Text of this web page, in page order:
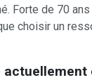
Forte de 70
choisir un